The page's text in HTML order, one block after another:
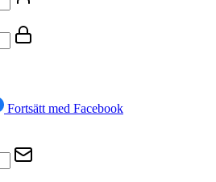
Fortsätt med Facebook